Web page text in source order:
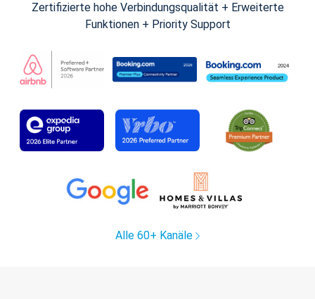
Zertifizierte hohe Verbindungsqualität + Erweiterte
Funktionen + Priority Support
Alle 60+ Kanäle